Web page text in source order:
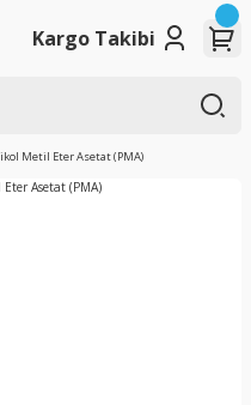
Kargo Takibi
Metil Eter Asetat (PMA)